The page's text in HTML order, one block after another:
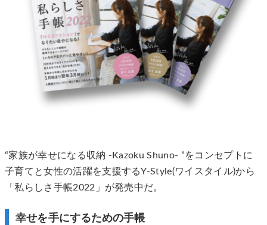
“家族が幸せになる収納 -Kazoku Shuno- ”をコンセプトに
子育てと女性の活躍を支援するY-Style(ワイスタイル)から
「私らしさ手帳2022」が発売中だ。
幸せを手にするための手帳